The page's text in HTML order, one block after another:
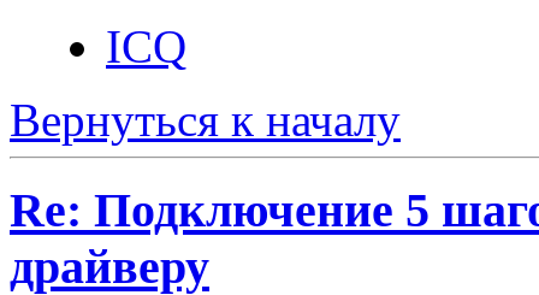
ICQ
Вернуться к началу
Re: Подключение 5
драйверу